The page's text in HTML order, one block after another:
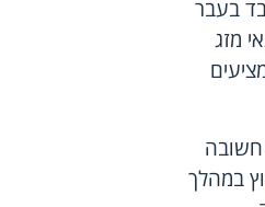
בעבר
מזג
חשובה
במהלך